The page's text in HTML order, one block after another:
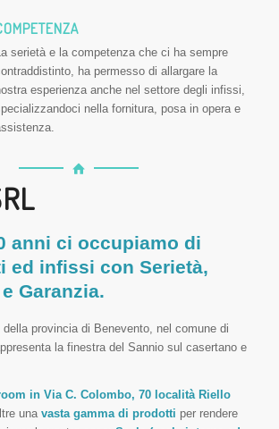
serietà e la competenza che ci ha sempre
ha permesso di allargare la
esperienza anche nel settore degli infissi,
nella fornitura, posa in opera e
anni ci occupiamo di
ed infissi con Serietà,
Garanzia.
della provincia di Benevento, nel comune di
la finestra del Sannio sul casertano e
in Via C. Colombo, 70 località Riello
una vasta gamma di prodotti per rendere